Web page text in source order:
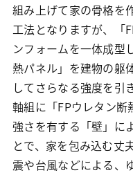
組み上げて家の骨格を
工法となりますが、「
ンフォームを一体成型
熱パネル」を建物の躯
してさらなる強度を引
軸組に「FPウレタン
強さを有する「壁」に
とで、家を包み込む丈
震や台風などによる、